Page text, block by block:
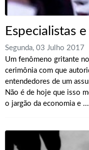
Especialistas
Segunda, 03 Julho 2017
Um fenômeno gritante
cerimônia com que
entendedores de um
Não é de hoje que isso
o jargão da economia e ...